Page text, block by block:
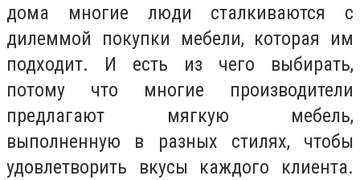
дома многие люди сталкиваются с
дилеммой покупки мебели, которая им
подходит. И есть из чего выбирать,
потому что многие производители
предлагают мягкую мебель,
выполненную в разных стилях, чтобы
удовлетворить вкусы каждого клиента.